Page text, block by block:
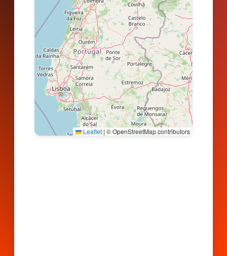
Leaflet | © OpenStreetMap contributors